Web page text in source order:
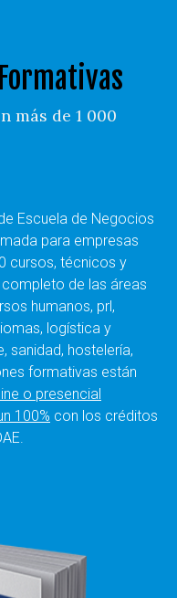
más de 1 000
Escuela de Negocios
para empresas
cursos, técnicos y
de las áreas
humanos, prl,
logística y
sanidad, hostelería,
formativas están
o presencial
100% con los créditos